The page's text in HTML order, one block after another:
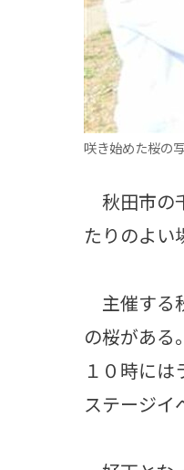
咲き始めた桜の
秋田市の
たりのよい
主催する
の桜がある
１０時に
ステージイ